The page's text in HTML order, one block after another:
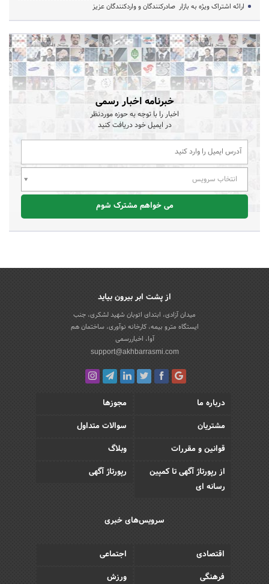
ارائه اشتراک ویژه به بازار صادرکنندگان و واردکنندگان عزیز
خبرنامه اخبار رسمی
اخبار را با توجه به حوزه موردنظر
در ایمیل خود دریافت کنید
انتخاب سرویس
می خواهم مشترک شوم
از پشت ابر بیرون بیاید
میدان آزادی، ابتدای اتوبان شهید لشکری، جنب
ایستگاه مترو بیمه، کارخانه نوآوری، ساختمان هم
آوا، اخباررسمی
support@akhbarrasmi.com
درباره ما
مجوزها
مشتریان
سوالات متداول
قوانین و مقررات
وبلاگ
از رپورتاژ آگهی تا کمپین
رسانه ای
رپورتاژ آگهی
سرویس‌های خبری
اقتصادی
اجتماعی
فرهنگی
ورزش